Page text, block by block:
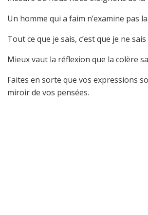
Un homme qui a faim n’examine pas
Tout ce que je sais, c’est que je ne
Mieux vaut la réflexion que la colère
Faites en sorte que vos expressions
miroir de vos pensées.